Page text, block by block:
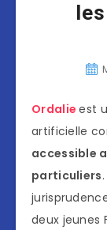
Ordalieest
artificielle
accessible
particuliers
deux jeunes